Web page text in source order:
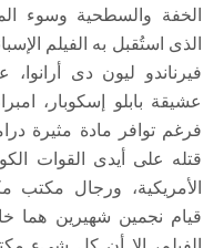
الخفة والسطحية وسوء
الذى استُقبل به الفيلم
فيرناندو ليون دى أرانوا،
عشيقة بابلو إسكوبار،
فرغم توافر مادة مثيرة
قتله على أيدى القوات
الأمريكية، ورجال مكتب
قيام نجمين شهيرين هما